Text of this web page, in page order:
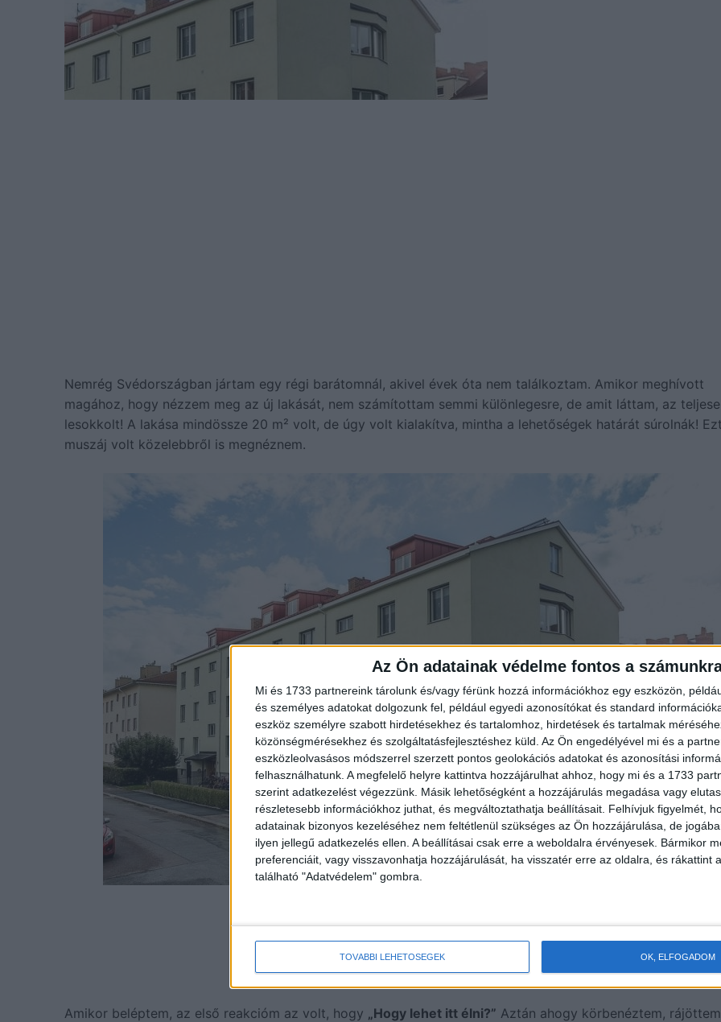
Az Ön adatainak védelme fontos a
Mi és 1733 partnereink tárolunk és/vagy férünk hozzá információkhoz egy eszközön,
és személyes adatokat dolgozunk fel, például egyedi azonosítókat és standard
eszköz személyre szabott hirdetésekhez és tartalomhoz, hirdetések és tartalmak
közönségmérésekhez és szolgáltatásfejlesztéshez küld. Az Ön engedélyével mi és a
eszközleolvasásos módszerrel szerzett pontos geolokációs adatokat és azonosítási
felhasználhatunk. A megfelelő helyre kattintva hozzájárulhat ahhoz, hogy mi és a 1733
szerint adatkezelést végezzünk. Másik lehetőségként a hozzájárulás megadása vagy
részletesebb információkhoz juthat, és megváltoztathatja beállításait. Felhívjuk figyelmét,
adatainak bizonyos kezeléséhez nem feltétlenül szükséges az Ön hozzájárulása, de
ilyen jellegű adatkezelés ellen. A beállításai csak erre a weboldalra érvényesek. Bármikor
preferenciáit, vagy visszavonhatja hozzájárulását, ha visszatér erre az oldalra, és rákattint
található "Adatvédelem" gombra.
TOVÁBBI LEHETŐSÉGEK OK, ELFOGADOM
Nemrég Svédországban jártam egy régi barátomnál, akivel évek óta nem találkoztam. Amikor meghívott
magához, hogy nézzem meg az új lakását, nem számítottam semmi különlegesre, de amit láttam, az
lesokkolt! A lakása mindössze 20 m² volt, de úgy volt kialakítva, mintha a lehetőségek határát súrolnák!
muszáj volt közelebbről is megnéznem.
Amikor beléptem, az első reakcióm az volt, hogy „Hogy lehet itt élni?” Aztán ahogy körbenéztem,